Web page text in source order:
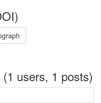
(1 users, 1 posts)